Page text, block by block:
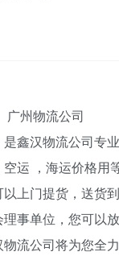
广州物流公司
鑫汉物流公司专
运 ，海运价格用
上门提货，送货
事单位，您可以
流公司将为您全